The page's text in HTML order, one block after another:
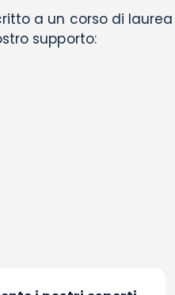
a un corso di laurea
supporto: